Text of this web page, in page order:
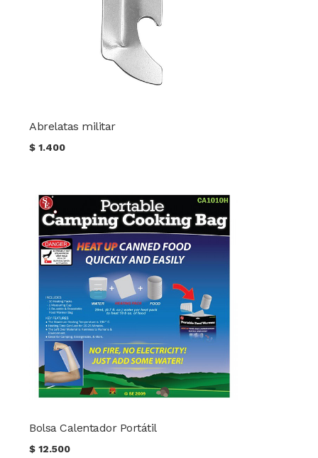
Abrelatas militar
$1.400
Bolsa Calentador Portátil
$12.500